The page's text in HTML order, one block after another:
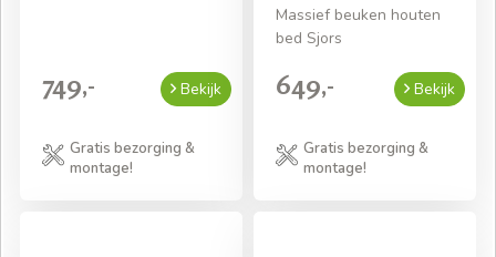
749,- Bekijk
Gratis bezorging &
montage!
Massief beuken houten
bed Sjors
649,- Bekijk
Gratis bezorging &
montage!